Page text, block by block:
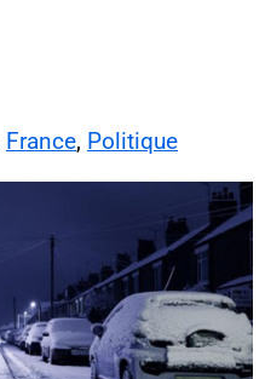
France, Politique